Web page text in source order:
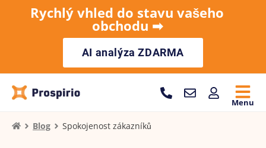
Rychlý vhled do stavu vašeho
obchodu ➡︎
AI analýza ZDARMA
Menu
Blog Spokojenost zákazníků